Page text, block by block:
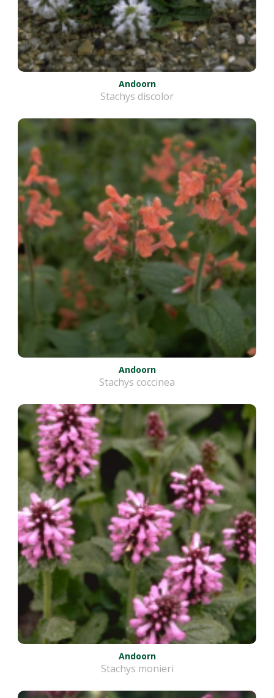
Andoorn
Stachys discolor
Andoorn
Stachys coccinea
Andoorn
Stachys monieri